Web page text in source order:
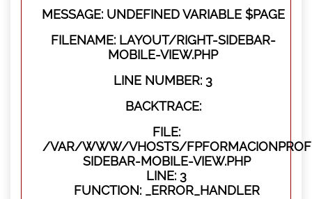
MESSAGE: UNDEFINED VARIABLE $PAGE
FILENAME: LAYOUT/RIGHT-SIDEBAR-
MOBILE-VIEW.PHP
LINE NUMBER: 3
BACKTRACE:
FILE:
/VAR/WWW/VHOSTS/
SIDEBAR-MOBILE-VIEW.PHP
LINE: 3
FUNCTION: _ERROR_HANDLER